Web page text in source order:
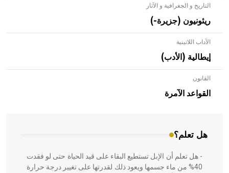
التاريخ و الجغرافية و الآثار
ريئونيون (جزيرة-)
الآداب اللاتينية
إيطالية (الأدب)
القانون
القواعد الآمرة
هل تعلم؟
- هل تعلم أن الأبلق نوع من الفنون الهندسية التي ارتبطت
بالعمارة الإسلامية في بلاد الشام ومصر خاصة، حيث يحرص
المعمار على بناء مداميكه وخاصة في الواجهات
- هل تعلم أن الإبل تستطيع البقاء على قيد الحياة حتى لو فقدت
40% من ماء جسمها ويعود ذلك لقدرتها على تغيير درجة حرارة